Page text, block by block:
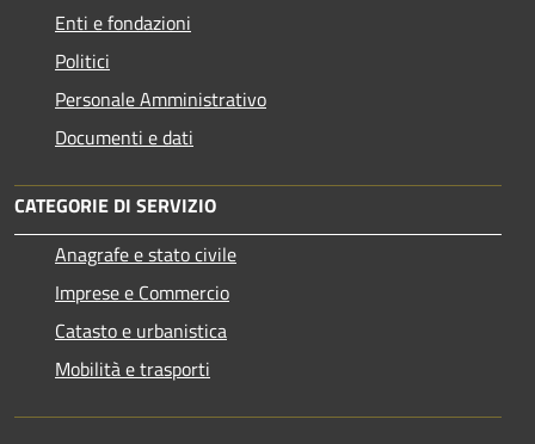
Enti e fondazioni
Politici
Personale Amministrativo
Documenti e dati
CATEGORIE DI SERVIZIO
Anagrafe e stato civile
Imprese e Commercio
Catasto e urbanistica
Mobilità e trasporti